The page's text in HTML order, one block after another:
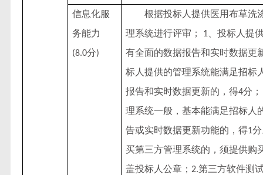
信息化服
务能力
(8.0分)
根据投标人提供医用布草洗
理系统进行评审；
1 、投标人提
有全面的数据报告和实时数据更
标人提供的管理系统能满足招标
报告和实时数据更新的，得4分；
理系统一般，基本能满足招标人
告或实时数据更新功能的，得1
买第三方管理系统的，须提供购
盖投标人公章； 2.第三方软件测